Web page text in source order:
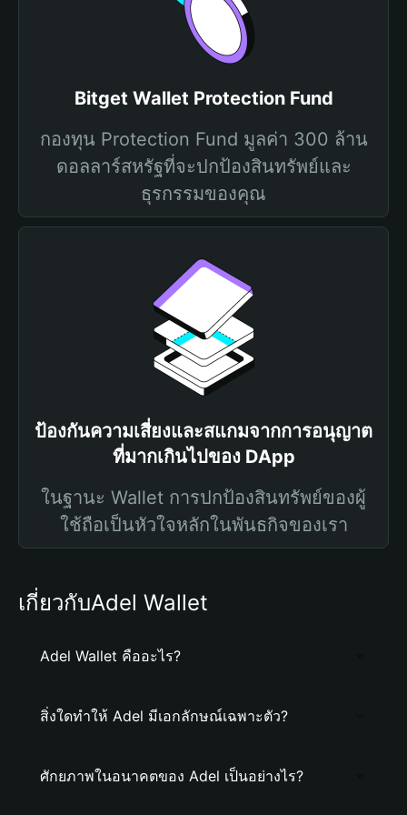
Bitget Wallet Protection Fund
กองทุน Protection Fund มูลค่า 300 ล้าน
ดอลลาร์สหรัฐที่จะปกป้องสินทรัพย์และ
ธุรกรรมของคุณ
ป้องกันความเสี่ยงและสแกมจากการอนุญาต
ที่มากเกินไปของ DApp
ในฐานะ Wallet การปกป้องสินทรัพย์ของผู้
ใช้ถือเป็นหัวใจหลักในพันธกิจของเรา
เกี่ยวกับAdel Wallet
Adel Wallet คืออะไร?
สิ่งใดทำให้ Adel มีเอกลักษณ์เฉพาะตัว?
ศักยภาพในอนาคตของ Adel เป็นอย่างไร?